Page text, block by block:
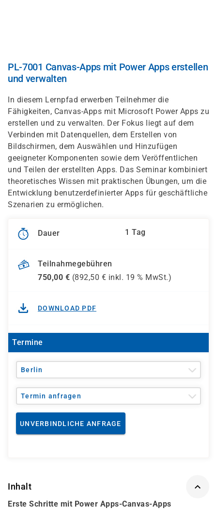
PL-7001 Canvas-Apps mit Power Apps erstellen
und verwalten
In diesem Lernpfad erwerben Teilnehmer die
Fähigkeiten, Canvas-Apps mit Microsoft Power Apps zu
erstellen und zu verwalten. Der Fokus liegt auf dem
Verbinden mit Datenquellen, dem Erstellen von
Bildschirmen, dem Auswählen und Hinzufügen
geeigneter Komponenten sowie dem Veröffentlichen
und Teilen der erstellten Apps. Das Seminar kombiniert
theoretisches Wissen mit praktischen Übungen, um die
Entwicklung benutzerdefinierter Apps für geschäftliche
Szenarien zu ermöglichen.
Dauer 1 Tag
Teilnahmegebühren
750,00 € (892,50 € inkl. 19 % MwSt.)
DOWNLOAD PDF
Termine
Berlin
Termin anfragen
UNVERBINDLICHE ANFRAGE
Inhalt
Erste Schritte mit Power Apps-Canvas-Apps